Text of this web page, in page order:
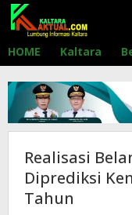
Lewati
konten
HOME Kaltara
Realisasi
Diprediksi
Tahun